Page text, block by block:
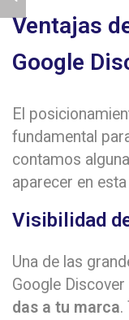
Ventajas
Google
El
fundamental
contamos
aparecer en
Visibilidad
Una de las
Google Discover
das a tu marca.